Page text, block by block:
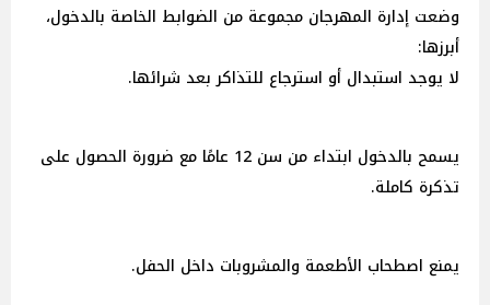
وضعت إدارة المهرجان مجموعة من الضوابط الخاصة بالدخول،
أبرزها:
لا يوجد استبدال أو استرجاع للتذاكر بعد شرائها.
يسمح بالدخول ابتداء من سن 12 عامًا مع ضرورة الحصول على
تذكرة كاملة.
يمنع اصطحاب الأطعمة والمشروبات داخل الحفل.